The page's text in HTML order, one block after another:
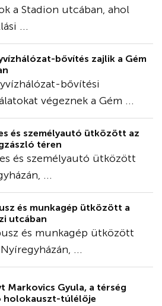
a Stadion utcában, ahol
...
bővítés zajlik a Gém
bővítési
végeznek a Gém ...
és személyautó ütközött az
téren
és személyautó ütközött
...
és munkagép ütközött a
utcában
és munkagép ütközött
...
Markovics Gyula, a térség
holokauszt-túlélője